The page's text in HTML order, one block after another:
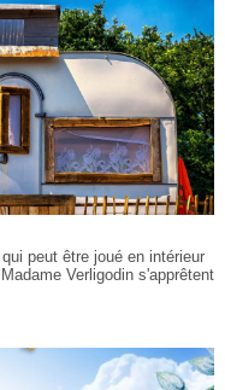
peut être joué en intérieur
Verligodin s'apprêtent